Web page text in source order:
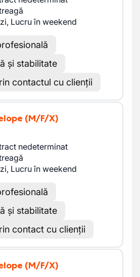
Lucru în weekend
și stabilitate
contactul cu clienții
(M/F/X)
nedeterminat
Lucru în weekend
și stabilitate
contact cu clienții
(M/F/X)